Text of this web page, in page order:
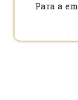
Para a